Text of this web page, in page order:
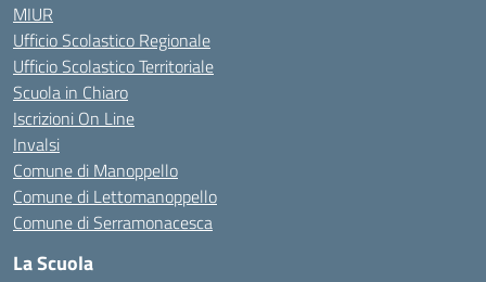
MIUR
Ufficio Scolastico Regionale
Ufficio Scolastico Territoriale
Scuola in Chiaro
Iscrizioni On Line
Invalsi
Comune di Manoppello
Comune di Lettomanoppello
Comune di Serramonacesca
La Scuola